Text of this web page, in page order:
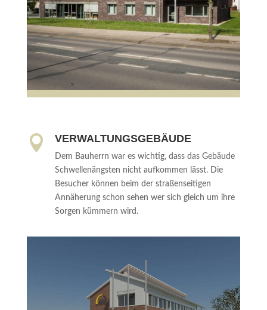
 VERWALTUNGSGEBÄUDE
Dem Bauherrn war es wichtig, dass das Gebäude
Schwellenängsten nicht aufkommen lässt. Die
Besucher können beim der straßenseitigen
Annäherung schon sehen wer sich gleich um ihre
Sorgen kümmern wird.